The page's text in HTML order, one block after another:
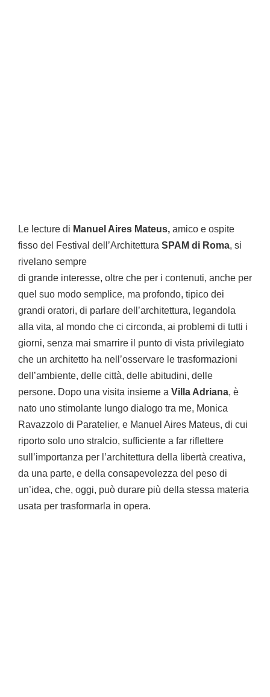
Le lecture di Manuel Aires Mateus, amico e ospite
fisso del Festival dell’Architettura SPAM di Roma, si
rivelano sempre
di grande interesse, oltre che per i contenuti, anche per
quel suo modo semplice, ma profondo, tipico dei
grandi oratori, di parlare dell’architettura, legandola
alla vita, al mondo che ci circonda, ai problemi di tutti i
giorni, senza mai smarrire il punto di vista privilegiato
che un architetto ha nell’osservare le trasformazioni
dell’ambiente, delle città, delle abitudini, delle
persone. Dopo una visita insieme a Villa Adriana, è
nato uno stimolante lungo dialogo tra me, Monica
Ravazzolo di Paratelier, e Manuel Aires Mateus, di cui
riporto solo uno stralcio, sufficiente a far riflettere
sull’importanza per l’architettura della libertà creativa,
da una parte, e della consapevolezza del peso di
un’idea, che, oggi, può durare più della stessa materia
usata per trasformarla in opera.